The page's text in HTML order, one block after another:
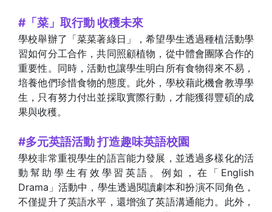
#「菜」取行動 收穫未來
學校舉辦了「菜菜著綠日」，希望學生透過種植活動學
習如何分工合作，共同照顧植物，從中體會團隊合作的
重要性。同時，活動也讓學生明白所有食物得來不易，
培養他們珍惜食物的態度。此外，學校藉此機會教導學
生，只有努力付出並採取實際行動，才能獲得豐碩的成
果與收穫。
#多元英語活動 打造趣味英語校園
學校非常重視學生的語言能力發展，並透過多樣化的活
動幫助學生有效學習英語。例如，在「English
Drama」活動中，學生透過閱讀劇本和扮演不同角色，
不僅提升了英語水平，還增強了英語溝通能力。此外，